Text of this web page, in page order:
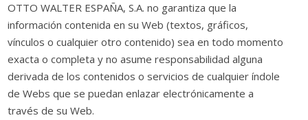
OTTO WALTER ESPAÑA, S.A. no garantiza que la
información contenida en su Web (textos, gráficos,
vínculos o cualquier otro contenido) sea en todo momento
exacta o completa y no asume responsabilidad alguna
derivada de los contenidos o servicios de cualquier índole
de Webs que se puedan enlazar electrónicamente a
través de su Web.